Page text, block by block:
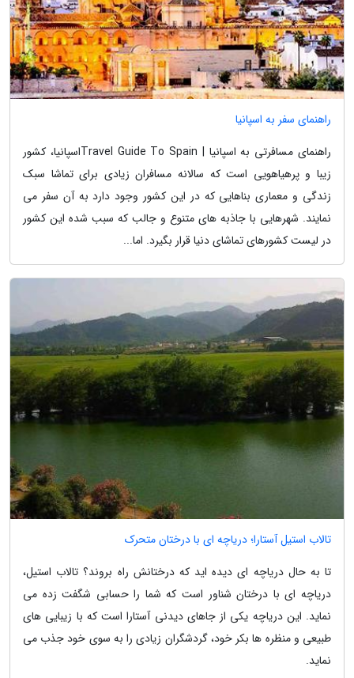
راهنمای سفر به اسپانیا
راهنمای مسافرتی به اسپانیا | Travel Guide To Spainاسپانیا، کشور
زیبا و پرهیاهویی است که سالانه مسافران زیادی برای تماشا سبک
زندگی و معماری بناهایی که در این کشور وجود دارد به آن سفر می
نمایند. شهرهایی با جاذبه های متنوع و جالب که سبب شده این کشور
در لیست کشورهای تماشای دنیا قرار بگیرد. اما...
تالاب استیل آستارا؛ دریاچه ای با درختان متحرک
تا به حال دریاچه ای دیده اید که درختانش راه بروند؟ تالاب استیل،
دریاچه ای با درختان شناور است که شما را حسابی شگفت زده می
نماید. این دریاچه یکی از جاهای دیدنی آستارا است که با زیبایی های
طبیعی و منظره ها بکر خود، گردشگران زیادی را به سوی خود جذب می
نماید.